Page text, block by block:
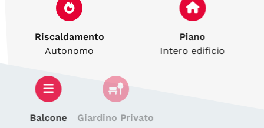
Riscaldamento
Autonomo
Piano
Intero edificio
Balcone
Giardino Privato